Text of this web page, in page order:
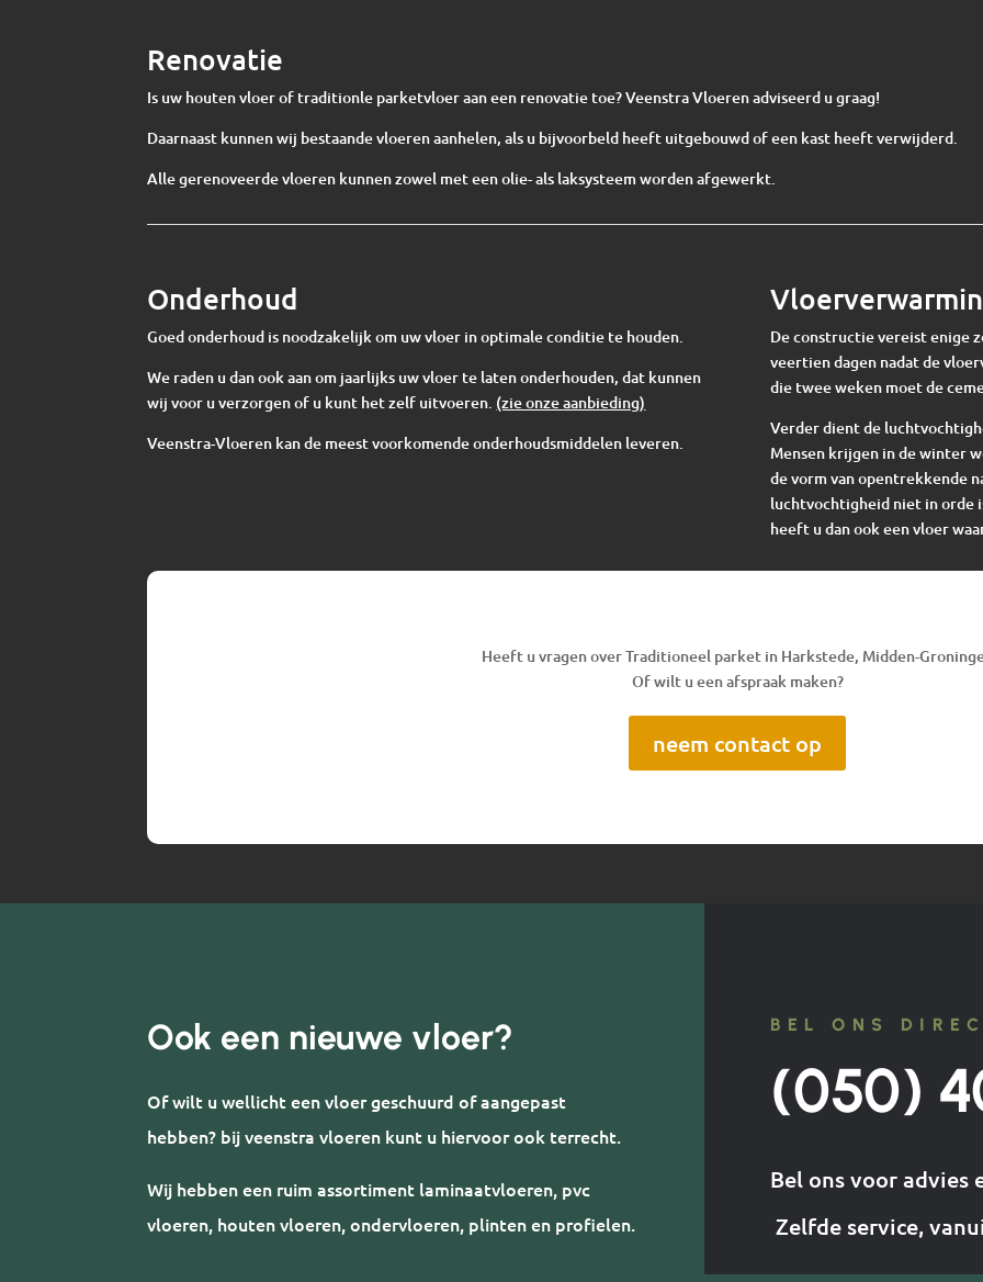
Renovatie
Is uw houten vloer of traditionle parketvloer aan een renovatie toe? Veenstra Vloeren adviseerd u graag!
Daarnaast kunnen wij bestaande vloeren aanhelen, als u bijvoorbeld heeft uitgebouwd of een kast heeft verwijderd.
Alle gerenoveerde vloeren kunnen zowel met een olie- als laksysteem worden afgewerkt.
Onderhoud
Goed onderhoud is noodzakelijk om uw vloer in optimale conditie te houden.
We raden u dan ook aan om jaarlijks uw vloer te laten onderhouden, dat kunnen
wij voor u verzorgen of u kunt het zelf uitvoeren. (zie onze aanbieding)
Veenstra-Vloeren kan de meest voorkomende onderhoudsmiddelen leveren.
De constructie vereist enige
veertien dagen nadat de
die twee weken moet de
Verder dient de
Mensen krijgen in de winter
de vorm van opentrekkende
luchtvochtigheid niet in orde
heeft u dan ook een vloer
Heeft u vragen over Traditioneel parket in Harkstede, Midden-
Of wilt u een afspraak maken?
neem contact op
Ook een nieuwe vloer?
Of wilt u wellicht een vloer geschuurd of aangepast
hebben? bij veenstra vloeren kunt u hiervoor ook terrecht.
Wij hebben een ruim assortiment laminaatvloeren, pvc
vloeren, houten vloeren, ondervloeren, plinten en profielen.
BEL ONS
(050)
Bel ons voor advies
Zelfde service,